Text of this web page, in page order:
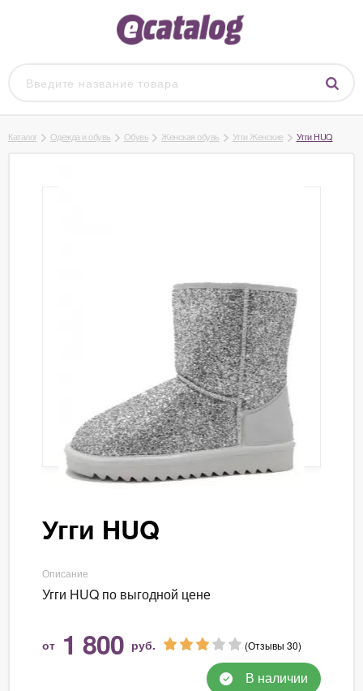
Каталог Одежда и обувь Обувь Женская обувь Угги Женские Угги HUQ
Угги HUQ
Описание
Угги HUQ по выгодной цене
от 1 800 руб. (Отзывы 30)
В наличии